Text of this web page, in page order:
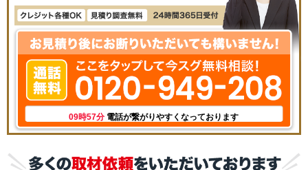
09時57分 電話が繋がりやすくなっております